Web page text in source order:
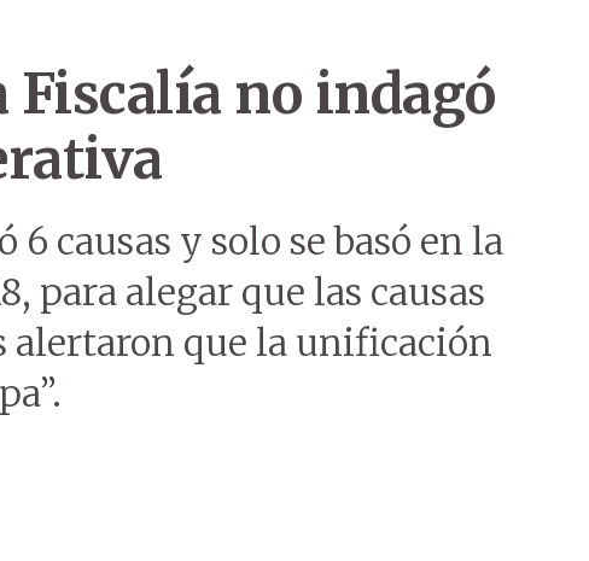
Fiscalía no indagó
causas y solo se basó en la
para alegar que las causas
que la unificación